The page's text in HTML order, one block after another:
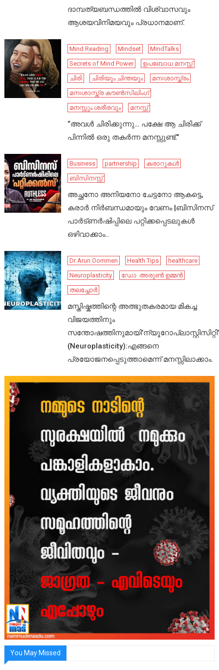
ദാമ്പത്യബന്ധത്തിൽ വിശ്വാസവും
ആശയവിനിമയവും പ്രധാനമാണ്.
Mind Reading Mindset
MindTalks
Secrets of Mind Power
ഉപബോധ മനസ്സ്
ചിരി
ചിരിയും ചിന്തയും
മനഃശാസ്ത്രം
മനഃശാസ്ത്ര കൗൺസിലിംഗ്
മനസ്സും ശരീരവും
മനസ്സ്
“അവൾ ചിരിക്കുന്നു… പക്ഷേ ആ ചിരിക്ക്
പിന്നിൽ ഒരു തകർന്ന മനസ്സുണ്ട്.”
Business partnership
കരാറുകൾ
ബിസിനസ്സ്
അച്ഛനോ അനിയനോ ചേട്ടനോ ആകട്ടെ,
കരാർ നിർബന്ധമായും വേണം |ബിസിനസ്
പാർട്ണർഷിപ്പിലെ പറ്റിക്കപ്പെടലുകൾ
ഒഴിവാക്കാം..
Dr Arun Oommen Health Tips
healthcare
Neuroplasticity
ഡോ .അരുൺ ഉമ്മൻ
തലച്ചോർ
മസ്തിഷ്കത്തിന്റെ അത്ഭുതകരമായ മികച്ച
വിജയത്തിനും
സന്തോഷത്തിനുമായി’ന്യൂറോപ്ലാസ്റ്റിസിറ്റി’
(Neuroplasticity):എങ്ങനെ
പ്രയോജനപ്പെടുത്താമെന്ന് മനസ്സിലാക്കാം.
You May Missed